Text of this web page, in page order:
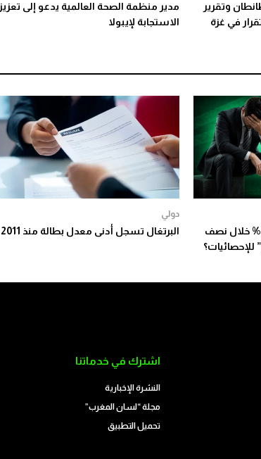
وتقرير
في غزة
مدير منظمة الصحة العالمية يدعو إلى تعزيز
الاستجابة لإيبولا
تراجع للبطالة من 13 إلى 9.5% خلال نصف
دولي
البرتغال تسجل أدنى معدل بطالة منذ 2011
اشترك في خدماتنا
النشرة الإخبارية
مجلة “لسان المغرب”
تحميل التطبيق